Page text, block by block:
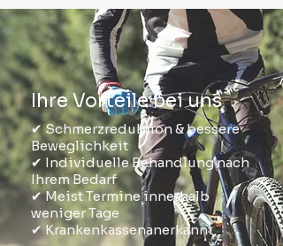
Ihre Vorteile bei uns
✔ Schmerzreduktion & bessere
Beweglichkeit
✔ Individuelle Behandlung nach
Ihrem Bedarf
✔ Meist Termine innerhalb
weniger Tage
✔ Krankenkassenanerkannt